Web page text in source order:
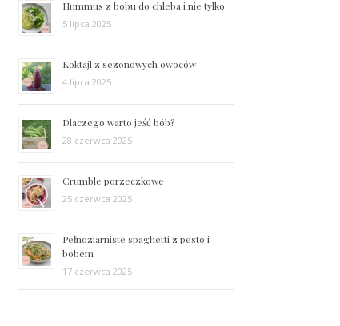
Hummus z bobu do chleba i nie tylko
5 lipca 2025
Koktajl z sezonowych owoców
4 lipca 2025
Dlaczego warto jeść bób?
28 czerwca 2025
Crumble porzeczkowe
25 czerwca 2025
Pełnoziarniste spaghetti z pesto i
bobem
17 czerwca 2025